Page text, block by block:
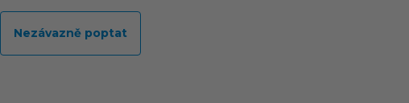
Nezávazně poptat